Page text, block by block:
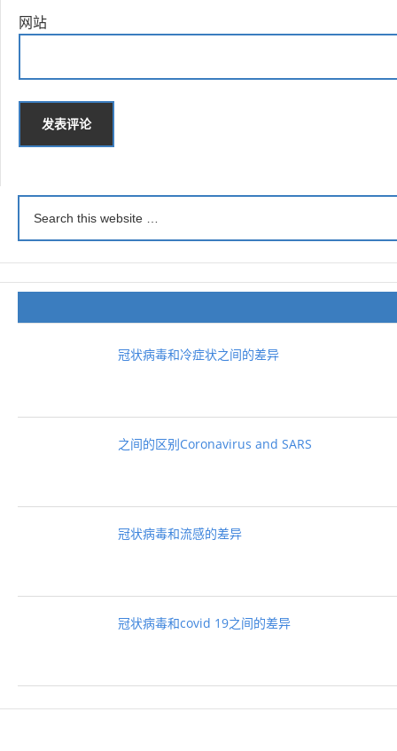
网站
冠状病毒和冷症状之间的差异
之间的区别Coronavirus and SARS
冠状病毒和流感的差异
冠状病毒和covid 19之间的差异